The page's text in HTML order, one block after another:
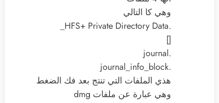
وهي كا التالي
.HFS+ Private Directory Data_
[]
.journal
.journal_info_block
هذي الملفات التي تنتج بعد فك الضغط
وهي عبارة عن ملفات dmg